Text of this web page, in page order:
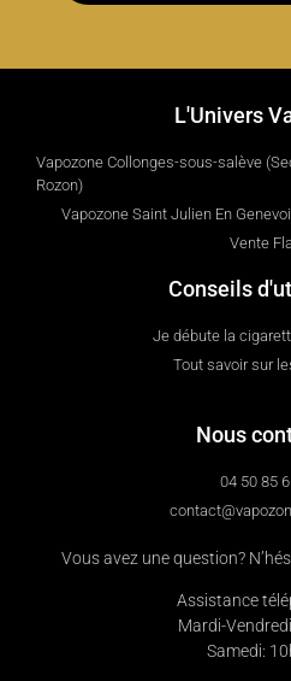
L'Univers
Vapozone Collonges-sous-salève
Rozon)
Vapozone Saint Julien En
Vente
Conseils
Je débute la
Tout savoir sur
Nous
04 50 85
Vous avez une question?
Assistance
Mardi-
Samedi: